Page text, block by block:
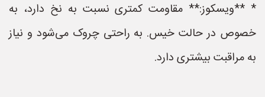
* **ویسکوز:** مقاومت کمتری نسبت به نخ دارد، به
خصوص در حالت خیس. به راحتی چروک می‌شود و نیاز
به مراقبت بیشتری دارد.